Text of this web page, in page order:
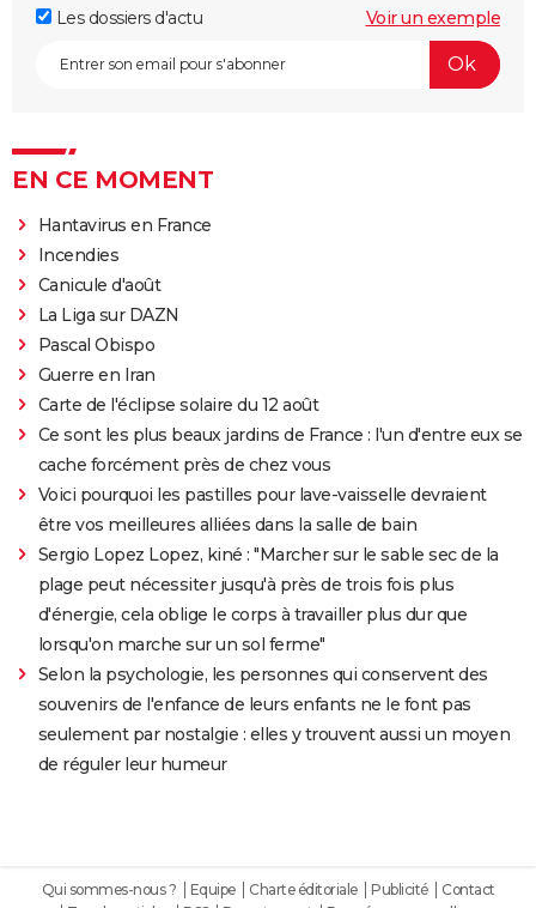
Les dossiers d'actu
Voir un exemple
EN CE MOMENT
Hantavirus en France
Incendies
Canicule d'août
La Liga sur DAZN
Pascal Obispo
Guerre en Iran
Carte de l'éclipse solaire du 12 août
Ce sont les plus beaux jardins de France : l'un d'entre eux se
cache forcément près de chez vous
Voici pourquoi les pastilles pour lave-vaisselle devraient
être vos meilleures alliées dans la salle de bain
Sergio Lopez Lopez, kiné : "Marcher sur le sable sec de la
plage peut nécessiter jusqu'à près de trois fois plus
d'énergie, cela oblige le corps à travailler plus dur que
lorsqu'on marche sur un sol ferme"
Selon la psychologie, les personnes qui conservent des
souvenirs de l'enfance de leurs enfants ne le font pas
seulement par nostalgie : elles y trouvent aussi un moyen
de réguler leur humeur
Qui sommes-nous ? Equipe Charte éditoriale Publicité
Contact